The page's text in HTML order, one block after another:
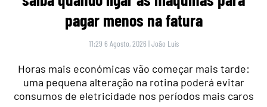
pagar menos na fatura
11:29 6 Agosto, 2026 |João Luís
Horas mais económicas vão começar mais tarde:
uma pequena alteração na rotina poderá evitar
consumos de eletricidade nos períodos mais caros